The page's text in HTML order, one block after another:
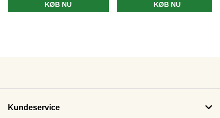
KØB NU
KØB NU
Kundeservice